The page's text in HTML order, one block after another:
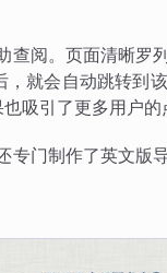
查阅。页面清晰罗
就会自动跳转到
吸引了更多用户的
门制作了英文版